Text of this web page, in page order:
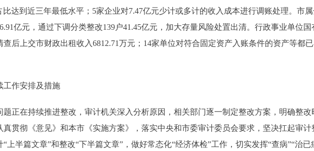
比达到近三年最低水平；5家企业对7.47亿元少计或多计的收入成本进行调账处理。市
亿元，通过下调分类整改139户41.45亿元，加大存量风险处置出清。行政事业单位
后上交市财政出租收入6812.71万元；14家单位对符合固定资产入账条件的资产等都
工作安排及措施
题正在持续推进整改，审计机关深入分析原因，相关部门逐一制定整改方案，明确整
真贯彻《意见》和本市《实施方案》，落实中央和市委审计委员会要求，坚决扛起审
上半篇文章”和整改“下半篇文章”，做好常态化“经济体检”工作，切实发挥“查病”“治